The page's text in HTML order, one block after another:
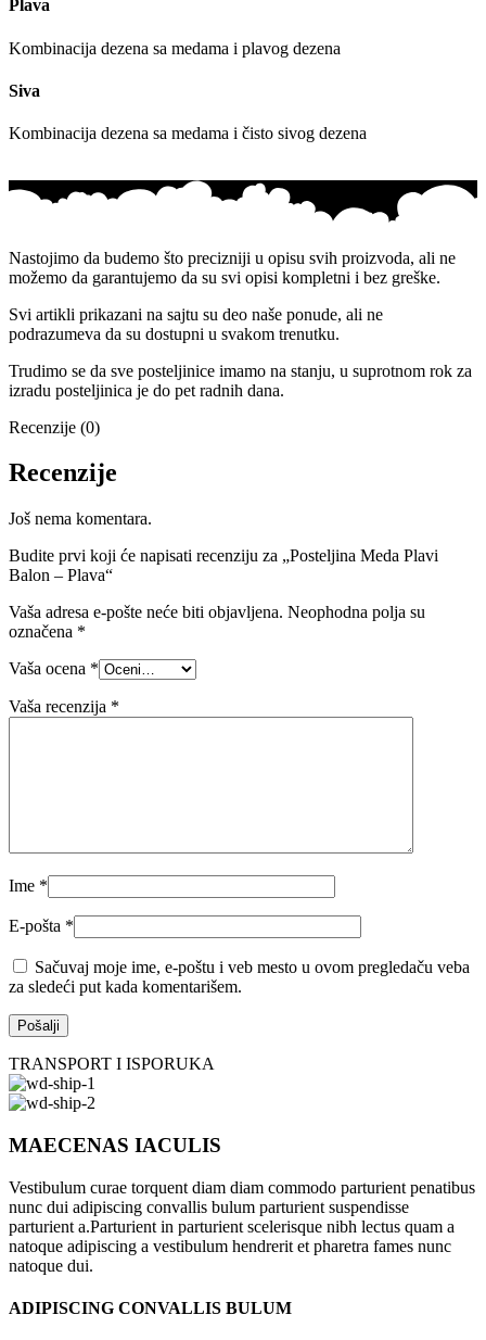
Plava
Kombinacija dezena sa medama i plavog dezena
Siva
Kombinacija dezena sa medama i čisto sivog dezena
Nastojimo da budemo što precizniji u opisu svih proizvoda, ali ne
možemo da garantujemo da su svi opisi kompletni i bez greške.
Svi artikli prikazani na sajtu su deo naše ponude, ali ne
podrazumeva da su dostupni u svakom trenutku.
Trudimo se da sve posteljinice imamo na stanju, u suprotnom rok za
izradu posteljinica je do pet radnih dana.
Recenzije (0)
Recenzije
Još nema komentara.
Budite prvi koji će napisati recenziju za „Posteljina Meda Plavi
Balon – Plava“
Vaša adresa e-pošte neće biti objavljena. Neophodna polja su
označena *
Vaša ocena *
Vaša recenzija *
Ime *
E-pošta *
Sačuvaj moje ime, e-poštu i veb mesto u ovom pregledaču veba
za sledeći put kada komentarišem.
TRANSPORT I ISPORUKA
MAECENAS IACULIS
Vestibulum curae torquent diam diam commodo parturient penatibus
nunc dui adipiscing convallis bulum parturient suspendisse
parturient a.Parturient in parturient scelerisque nibh lectus quam a
natoque adipiscing a vestibulum hendrerit et pharetra fames nunc
natoque dui.
ADIPISCING CONVALLIS BULUM